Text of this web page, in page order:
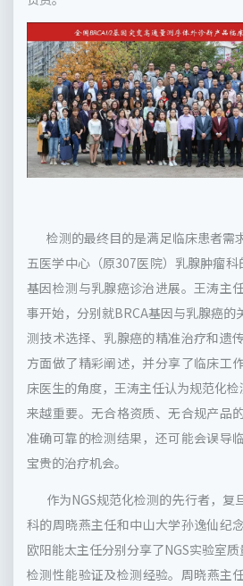
检测的最终目的是满足临床患者需
五医学中心（原307医院）乳腺肿瘤
基因检测与乳腺癌诊治进展。王涛主
事开始，分别就BRCA基因与乳腺癌的
测技术选择、乳腺癌的精准治疗和遗
方面做了精彩阐述，并分享了临床工
床医生的角度，王涛主任认为规范化
来越重要。无合格资质、无合规产品
准确可靠的检测结果，还可能会误导
宝贵的治疗机会。
作为NGS规范化检测的先行者，复
科的周晓燕主任和中山大学孙逸仙纪
欧阳能太主任分别分享了NGS实验室
检测性能验证及检测经验。周晓燕主